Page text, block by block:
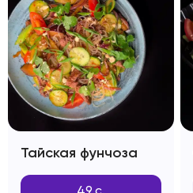
Тайская фунчоза